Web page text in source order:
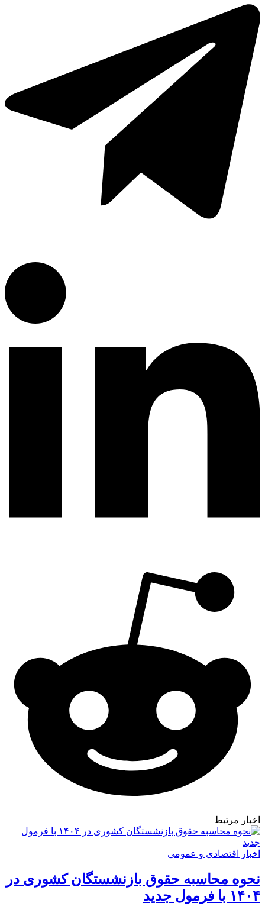
اخبار مرتبط
اخبار اقتصادی و عمومی
نحوه محاسبه حقوق بازنشستگان کشوری در
۱۴۰۴ با فرمول جدید